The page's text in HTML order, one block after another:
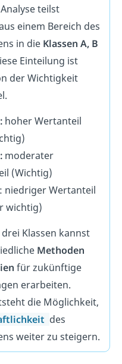
teilst
einem Bereich des
in die Klassen A, B
Einteilung ist
der Wichtigkeit
hoher Wertanteil
moderater
(Wichtig)
: niedriger Wertanteil
wichtig)
Klassen kannst
Methoden
für zukünftige
erarbeiten.
die Möglichkeit,
des
weiter zu steigern.